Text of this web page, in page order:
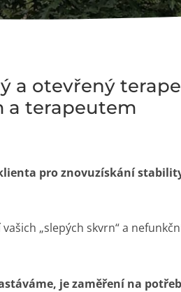
a otevřený
a terapeutem
pro znovuzískání
„slepých skvrn“ a
je zaměření na